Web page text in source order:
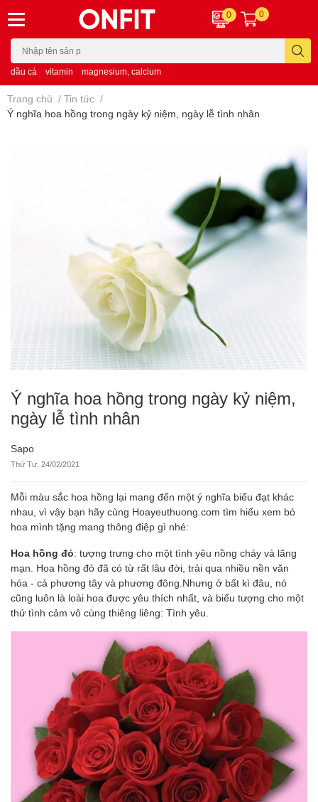
dầu cá vitamin magnesium, calcium
0 0
Trang chủ / Tin tức /
Ý nghĩa hoa hồng trong ngày kỷ niệm, ngày lễ tình nhân
Ý nghĩa hoa hồng trong ngày kỷ niệm,
ngày lễ tình nhân
Sapo
Thứ Tư, 24/02/2021
Mỗi màu sắc hoa hồng lại mang đến một ý nghĩa biểu đạt khác
nhau, vì vậy bạn hãy cùng Hoayeuthuong.com tìm hiểu xem bó
hoa mình tặng mang thông điệp gì nhé:
Hoa hồng đỏ: tượng trưng cho một tình yêu nồng cháy và lãng
mạn. Hoa hồng đỏ đã có từ rất lâu đời, trải qua nhiều nền văn
hóa - cả phương tây và phương đông.Nhưng ở bất kì đâu, nó
cũng luôn là loài hoa được yêu thích nhất, và biểu tượng cho một
thứ tình cảm vô cùng thiêng liêng: Tình yêu.